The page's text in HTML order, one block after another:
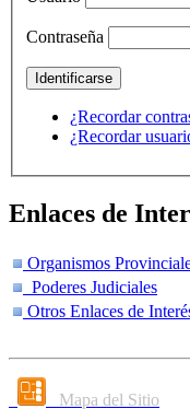
Contraseña
¿Recordar
¿Recordar
Enlaces de
Organismos
Poderes Judiciales
Otros Enlaces de
Mapa del Sitio